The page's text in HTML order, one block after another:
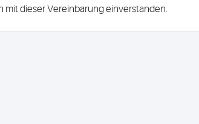
mit dieser Vereinbarung einverstanden.